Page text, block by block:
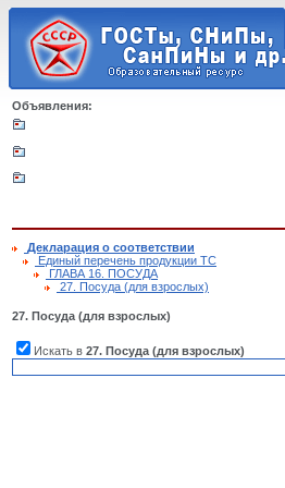
Объявления:
Декларация о соответствии
Единый перечень продукции ТС
ГЛАВА 16. ПОСУДА
27. Посуда (для взрослых)
27. Посуда (для взрослых)
Искать в 27. Посуда (для взрослых)